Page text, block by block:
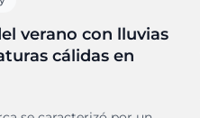
verano con lluvias
cálidas en